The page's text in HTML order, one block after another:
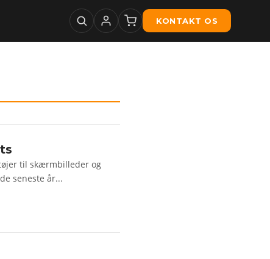
KONTAKT OS
til skærmbilleder og
seneste år...